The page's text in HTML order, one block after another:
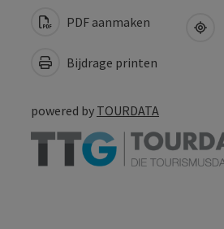
PDF aanmaken
Bijdrage printen
powered by TOURDATA